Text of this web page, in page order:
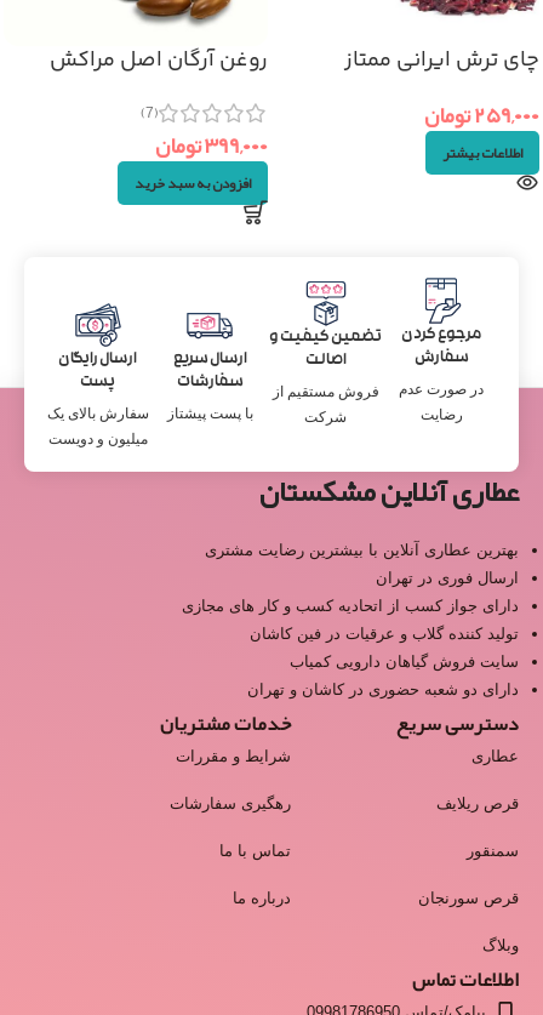
چای ترش ایرانی ممتاز
۲۵۹,۰۰۰تومان
اطلاعات بیشتر
روغن آرگان اصل مراکش
(7)
۳۹۹,۰۰۰تومان
افزودن به سبد خرید
مرجوع کردن
سفارش
در صورت عدم
رضایت
تضمین کیفیت و
اصالت
فروش مستقیم از
شرکت
ارسال سریع
سفارشات
با پست پیشتاز
ارسال رایگان
پست
سفارش بالای یک
میلیون و دویست
عطاری آنلاین مشکستان
بهترین عطاری آنلاین با بیشترین رضایت مشتری
ارسال فوری در تهران
دارای جواز کسب از اتحادیه کسب و کار های مجازی
تولید کننده گلاب و عرقیات در فین کاشان
سایت فروش گیاهان دارویی کمیاب
دارای دو شعبه حضوری در کاشان و تهران
دسترسی سریع
عطاری
قرص ریلایف
سمنقور
قرص سورنجان
وبلاگ
خدمات مشتریان
شرایط و مقررات
رهگیری سفارشات
تماس با ما
درباره ما
اطلاعات تماس